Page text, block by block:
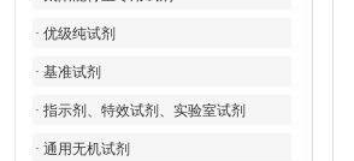
· 优级纯试剂
· 基准试剂
· 指示剂、特效试剂、实验室试剂
· 通用无机试剂